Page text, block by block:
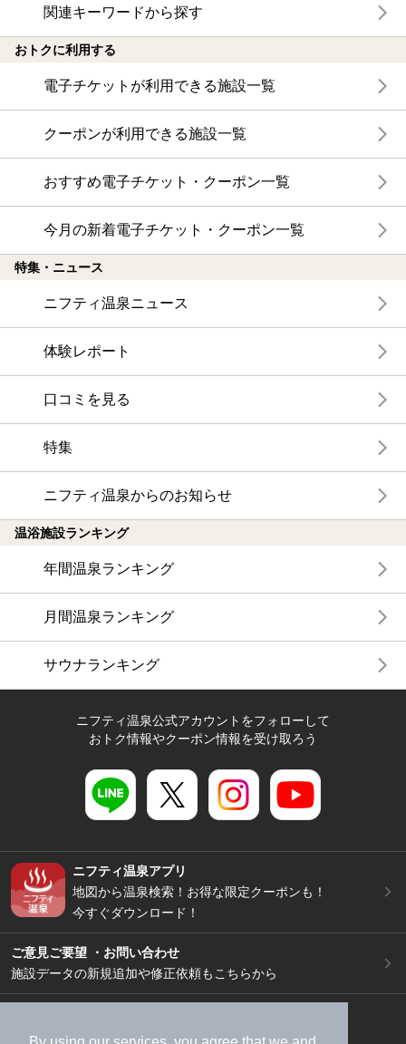
関連キーワードから探す
おトクに利用する
電子チケットが利用できる施設一覧
クーポンが利用できる施設一覧
おすすめ電子チケット・クーポン一覧
今月の新着電子チケット・クーポン一覧
特集・ニュース
ニフティ温泉ニュース
体験レポート
口コミを見る
特集
ニフティ温泉からのお知らせ
温浴施設ランキング
年間温泉ランキング
月間温泉ランキング
サウナランキング
ニフティ温泉公式アカウントをフォローして
おトク情報やクーポン情報を受け取ろう
ニフティ温泉アプリ
地図から温泉検索！お得な限定クーポンも！
今すぐダウンロード！
ご意見ご要望 ・お問い合わせ
施設データの新規追加や修正依頼もこちらから
加盟店募集（資料請求）
広告出稿のご案内